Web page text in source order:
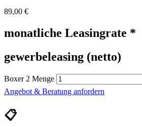
89,00 €
monatliche Leasingrate *
gewerbeleasing (netto)
Boxer 2 Menge
Angebot & Beratung anfordern
📋